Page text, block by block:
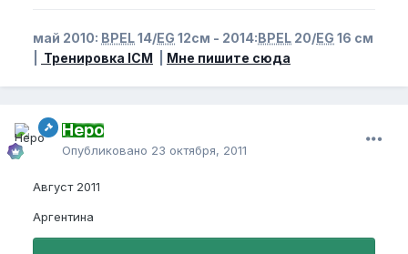
май 2010: BPEL14/EG 12см - 2014:BPEL 20/EG 16 см
Тренировка ICM Мне пишите сюда
Неро
Опубликовано 23 октября, 2011
Август 2011
Аргентина